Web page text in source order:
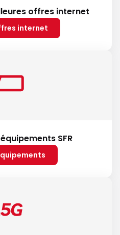
offres internet
internet
SFR